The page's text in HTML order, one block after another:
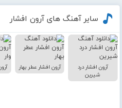
سایر آهنگ های آرون افشار
آرون افشار درد
شیرین
آرون افشار عطر بهار